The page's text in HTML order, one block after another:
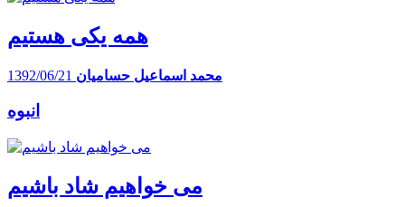
همه یکی هستیم
محمد اسماعیل حسامیان 1392/06/21
انبوه
می خواهیم شاد باشیم